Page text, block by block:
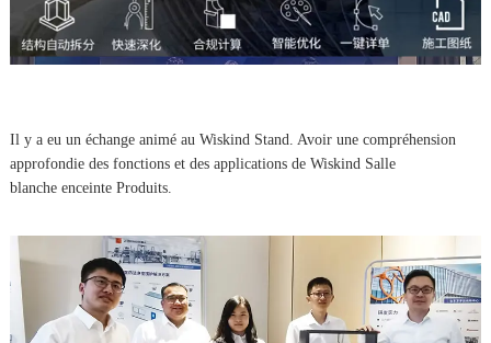
Il y a eu un échange animé au Wiskind Stand. Avoir une compréhension
approfondie des fonctions et des applications de Wiskind Salle
blanche enceinte Produits.